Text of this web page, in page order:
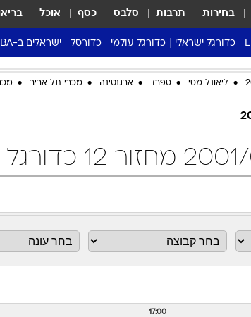
בחירות תרבות סלבס כסף אוכל
כדורגל ישראלי
ליגת העל Winner
שגרירים
נבחרות ישראל
ליגה א'
כדורגל עולמי
ליגה אנגלית
ליגה צרפתית
ליגת האלופות
דרום אמריקה
כדורסל
ליגת העל
נבחרות ישראל בכדורסל
כדורסל נשים
ישראלים ב-NBA
דני אבדיה
ליאונל מסי ספרד ארגנטינה מכבי תל אביב
17:00